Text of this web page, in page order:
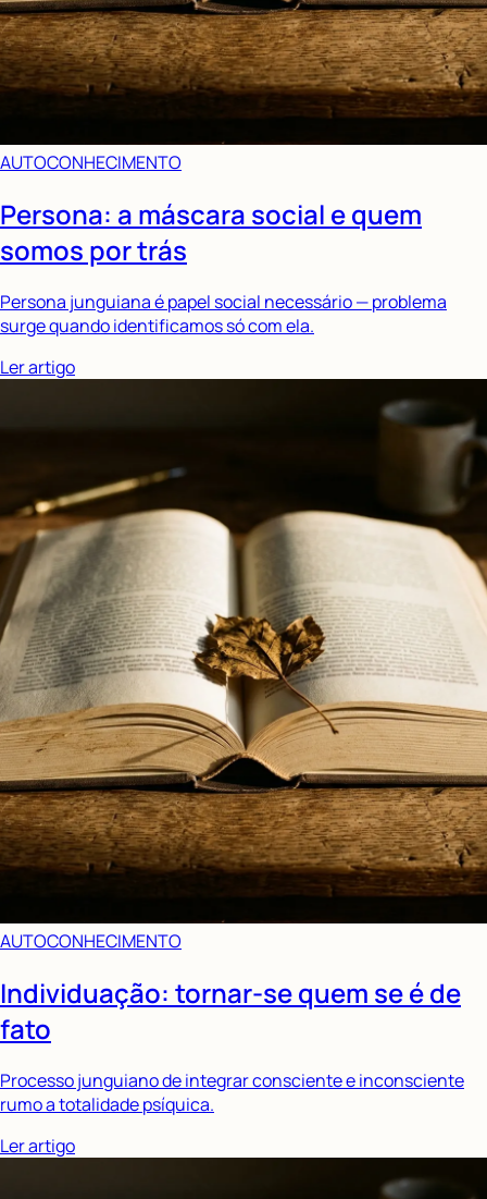
AUTOCONHECIMENTO
Persona: a máscara social e quem
somos por trás
Persona junguiana é papel social necessário — problema
surge quando identificamos só com ela.
Ler artigo
AUTOCONHECIMENTO
Individuação: tornar-se quem se é de
fato
Processo junguiano de integrar consciente e inconsciente
rumo a totalidade psíquica.
Ler artigo